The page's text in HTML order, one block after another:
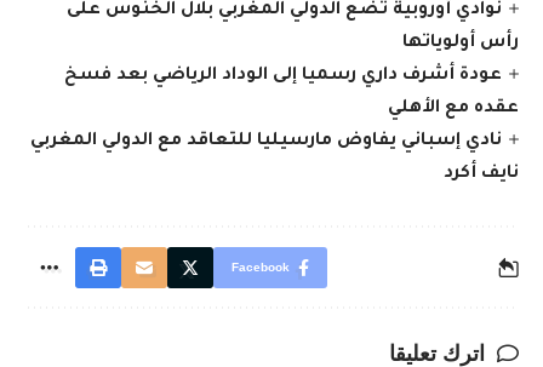
نوادي أوروبية تضع الدولي المغربي بلال الخنوس على
رأس أولوياتها
عودة أشرف داري رسميا إلى الوداد الرياضي بعد فسخ
عقده مع الأهلي
نادي إسباني يفاوض مارسيليا للتعاقد مع الدولي المغربي
نايف أكرد
Facebook
اترك تعليقا